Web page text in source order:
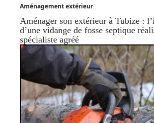
Aménagement extérieur
Aménager son extérieur à Tubize :
d’une vidange de fosse septique
spécialiste agréé